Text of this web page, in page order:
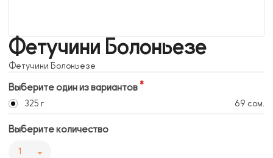
Фетучини Болоньезе
Фетучини Болоньезе
Выберите один из вариантов
325 г 69 сом.
Выберите количество
1